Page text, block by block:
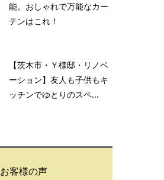
能。おしゃれで万能なカー
テンはこれ！
【茨木市・Ｙ様邸・リノベ
ーション】友人も子供もキ
ッチンでゆとりのスペ...
お客様の声